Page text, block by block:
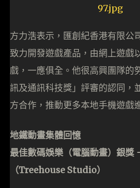
方力浩表示，匯創紀香港有限公
致力開發遊戲產品，由網上遊戲
戲，一應俱全。他很高興團隊的
訊及通訊科技獎」評審的認同，
方合作，推動更多本地手機遊戲
地鐵動畫集體回憶
最佳數碼娛樂（電腦動畫）銀獎
（Treehouse Studio）